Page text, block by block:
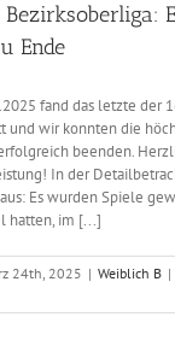
Ende
fand das letzte der
und wir konnten die
beenden.
In der
Es wurden Spiele
hatten, im [...]
24th, 2025 | Weiblich B |